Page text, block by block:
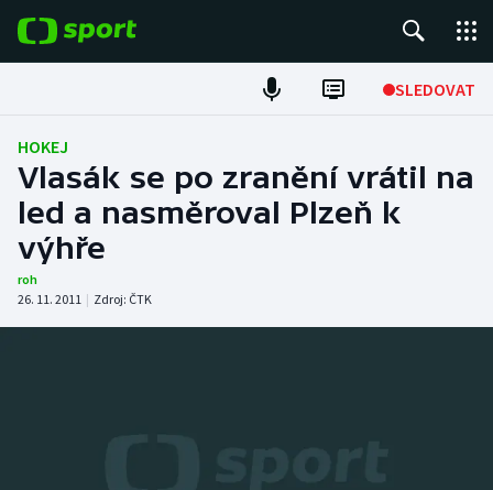
SLEDOVAT
Fotbal
Hokej
Tenis
Atletika
HOKEJ
Vlasák se po zranění vrátil na
led a nasměroval Plzeň k
výhře
roh
26. 11. 2011 | Zdroj: ČTK